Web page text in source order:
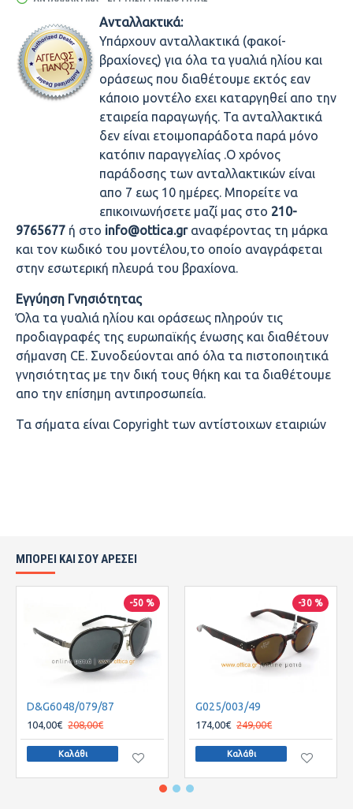
Ανταλλακτικά:
Υπάρχουν ανταλλακτικά (φακοί-
βραχίονες) για όλα τα γυαλιά ηλίου και
οράσεως που διαθέτουμε εκτός εαν
κάποιο μοντέλο εχει καταργηθεί απο την
εταιρεία παραγωγής. Τα ανταλλακτικά
δεν είναι ετοιμοπαράδοτα παρά μόνο
κατόπιν παραγγελίας .Ο χρόνος
παράδοσης των ανταλλακτικών είναι
απο 7 εως 10 ημέρες. Μπορείτε να
επικοινωνήσετε μαζί μας στο 210-
9765677 ή στο info@ottica.gr αναφέροντας τη μάρκα
και τον κωδικό του μοντέλου,το οποίο αναγράφεται
στην εσωτερική πλευρά του βραχίονα.
Εγγύηση Γνησιότητας
Όλα τα γυαλιά ηλίου και οράσεως πληρούν τις
προδιαγραφές της ευρωπαϊκής ένωσης και διαθέτουν
σήμανση CE. Συνοδεύονται από όλα τα πιστοποιητικά
γνησιότητας με την δική τους θήκη και τα διαθέτουμε
απο την επίσημη αντιπροσωπεία.
Τα σήματα είναι Copyright των αντίστοιχων εταιριών
ΜΠΟΡΕΙ ΚΑΙ ΣΟΥ ΑΡΕΣΕΙ
-50 %
D&G6048/079/87
104,00€ 208,00€
Καλάθι
-30 %
G025/003/49
174,00€ 249,00€
Καλάθι